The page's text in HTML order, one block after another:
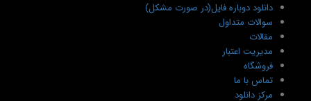
دانلود دوباره فایل(در صورت مشکل)
سوالات متداول
مقالات
مدیریت اعتبار
فروشگاه
تماس با ما
مرکز دانلود